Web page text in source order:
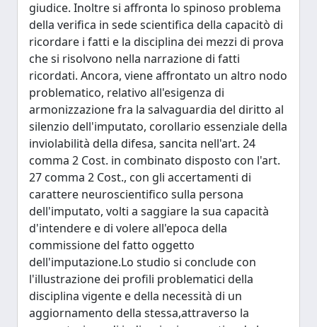
giudice. Inoltre si affronta lo spinoso problema
della verifica in sede scientifica della capacitò di
ricordare i fatti e la disciplina dei mezzi di prova
che si risolvono nella narrazione di fatti
ricordati. Ancora, viene affrontato un altro nodo
problematico, relativo all'esigenza di
armonizzazione fra la salvaguardia del diritto al
silenzio dell'imputato, corollario essenziale della
inviolabilità della difesa, sancita nell'art. 24
comma 2 Cost. in combinato disposto con l'art.
27 comma 2 Cost., con gli accertamenti di
carattere neuroscientifico sulla persona
dell'imputato, volti a saggiare la sua capacità
d'intendere e di volere all'epoca della
commissione del fatto oggetto
dell'imputazione.Lo studio si conclude con
l'illustrazione dei profili problematici della
disciplina vigente e della necessità di un
aggiornamento della stessa,attraverso la